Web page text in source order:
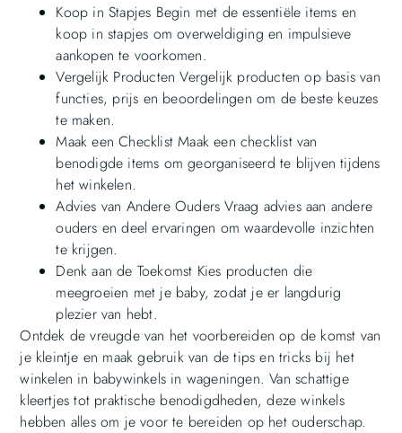
Koop in Stapjes Begin met de essentiële items en
koop in stapjes om overweldiging en impulsieve
aankopen te voorkomen.
Vergelijk Producten Vergelijk producten op basis van
functies, prijs en beoordelingen om de beste keuzes
te maken.
Maak een Checklist Maak een checklist van
benodigde items om georganiseerd te blijven tijdens
het winkelen.
Advies van Andere Ouders Vraag advies aan andere
ouders en deel ervaringen om waardevolle inzichten
te krijgen.
Denk aan de Toekomst Kies producten die
meegroeien met je baby, zodat je er langdurig
plezier van hebt.
Ontdek de vreugde van het voorbereiden op de komst van
je kleintje en maak gebruik van de tips en tricks bij het
winkelen in babywinkels in wageningen. Van schattige
kleertjes tot praktische benodigdheden, deze winkels
hebben alles om je voor te bereiden op het ouderschap.